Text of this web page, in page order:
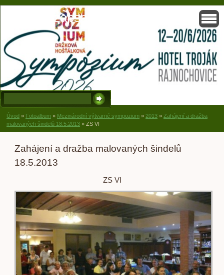
Solisko, zapsaný spolek, Držková
Úvod » Fotoalbum » Mezinárodní výtvarné sympozium » 2013 » Zahájení a dražba
malovaných šindelů 18.5.2013 » ZS VI
Zahájení a dražba malovaných šindelů
18.5.2013
ZS VI